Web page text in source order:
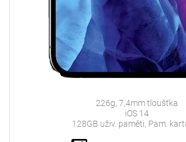
226g, 7,4mm tloušťka
iOS 14
128GB uživ. paměti, Pam.